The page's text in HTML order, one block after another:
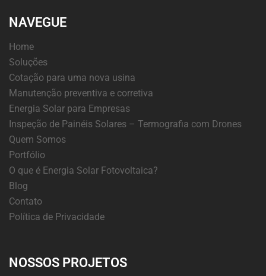
NAVEGUE
Home
Soluções
Cotação para uma nova usina
Manutenção preventiva e corretiva
Energia Solar para Empresas
Inspeção de Painéis Solares – Termografia com Drones
Quem Somos
Portfólio
O que é Energia Solar Fotovoltaica?
Blog
Contato
Política de Privacidade
NOSSOS PROJETOS